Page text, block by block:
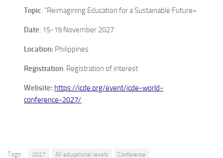
Topic: “Reimagining Education for a Sustainable Future»
Date: 15-19 November 2027
Location: Philippines
Registration: Registration of interest
Website: https://icde.org/event/icde-world-
conference-2027/
Tags: 2027 All educational levels Conference